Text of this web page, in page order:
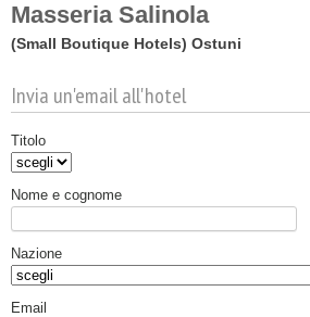
Masseria Salinola
(Small Boutique Hotels) Ostuni
Invia un'email all'hotel
Titolo
Nome e cognome
Nazione
Email